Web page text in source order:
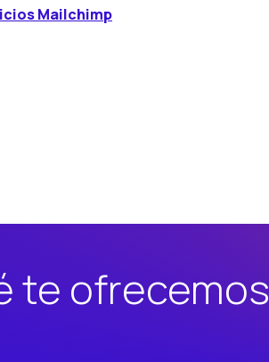
Mailchimp
te ofrecemos